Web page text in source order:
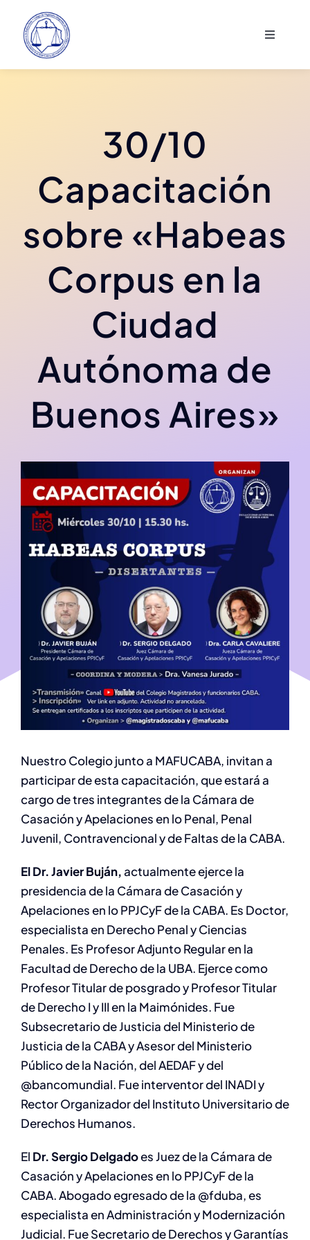
contenido
Toggle
Institucional
Comunicación
30/10
Capacitación
sobre «Habeas
Corpus en la
Ciudad
Autónoma de
Buenos Aires»
Fecha de publicación: 23/10/2024
Sección:Comunicados,Noticias
Tiempo de lectura: 1,9 minutos
Nuestro Colegio junto a MAFUCABA, invitan a
participar de esta capacitación, que estará a
cargo detres integrantes de la Cámara de
Casación y Apelaciones en lo Penal, Penal
Juvenil, Contravencional y de Faltas de la CABA.
El Dr. Javier Buján,actualmente ejerce la
presidencia de la Cámara de Casación y
Apelaciones en lo PPJCyF de la CABA. Es Doctor,
especialista en Derecho Penal y Ciencias
Penales. Es Profesor Adjunto Regular en la
Facultad de Derecho de la UBA. Ejerce como
Profesor Titular de posgrado y Profesor Titular
de Derecho I y III en la Maimónides. Fue
Subsecretario de Justicia del Ministerio de
Justicia de la CABA y Asesor del Ministerio
Público de la Nación, del AEDAF y del
@bancomundial. Fue interventor del INADI y
Rector Organizador del Instituto Universitario de
Derechos Humanos.
El Dr.Sergio Delgadoes Juez de la Cámara de
Casación y Apelaciones en lo PPJCyF de la
CABA. Abogado egresado de la @fduba, es
especialista en Administración y Modernización
Judicial. Fue Secretario de Derechos y Garantías